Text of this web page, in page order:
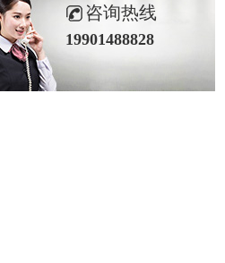
咨询热线
19901488828